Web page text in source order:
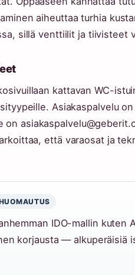
aiheuttaa turhia
sillä venttiilit ja tiivisteet
kattavan WC-
Asiakaspalvelu
on
että varaosat ja
IDO-mallin kuten
korjausta — alkuperäisiä